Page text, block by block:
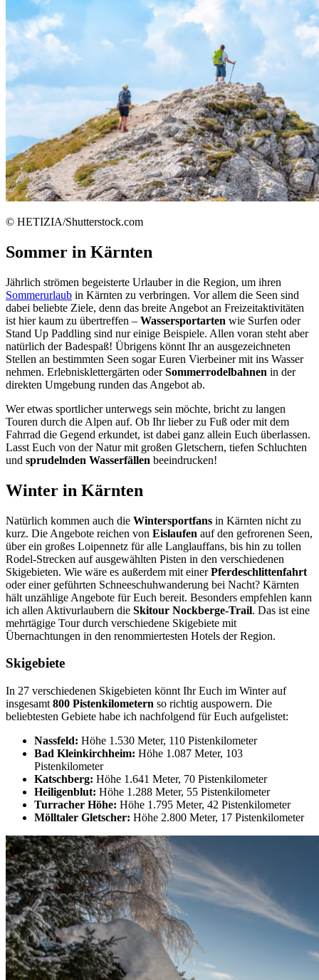
© HETIZIA/Shutterstock.com
Sommer in Kärnten
Jährlich strömen begeisterte Urlauber in die Region, um ihren
Sommerurlaub in Kärnten zu verbringen. Vor allem die Seen sind
dabei beliebte Ziele, denn das breite Angebot an Freizeitaktivitäten
ist hier kaum zu übertreffen – Wassersportarten wie Surfen oder
Stand Up Paddling sind nur einige Beispiele. Allen voran steht aber
natürlich der Badespaß! Übrigens könnt Ihr an ausgezeichneten
Stellen an bestimmten Seen sogar Euren Vierbeiner mit ins Wasser
nehmen. Erlebnisklettergärten oderSommerrodelbahnen in der
direkten Umgebung runden das Angebot ab.
Wer etwas sportlicher unterwegs sein möchte, bricht zu langen
Touren durch die Alpen auf. Ob Ihr lieber zu Fuß oder mit dem
Fahrrad die Gegend erkundet, ist dabei ganz allein Euch überlassen.
Lasst Euch von der Natur mit großen Gletschern, tiefen Schluchten
und sprudelnden Wasserfällen beeindrucken!
Winter in Kärnten
Natürlich kommen auch die Wintersportfans in Kärnten nicht zu
kurz. Die Angebote reichen von Eislaufen auf den gefrorenen Seen,
über ein großes Loipennetz für alle Langlauffans, bis hin zu tollen
Rodel-Strecken auf ausgewählten Pisten in den verschiedenen
Skigebieten. Wie wäre es außerdem mit einerPferdeschlittenfahrt
oder einer geführten Schneeschuhwanderung bei Nacht? Kärnten
hält unzählige Angebote für Euch bereit. Besonders empfehlen kann
ich allen Aktivurlaubern die Skitour Nockberge-Trail. Das ist eine
mehrtägige Tour durch verschiedene Skigebiete mit
Übernachtungen in den renommiertesten Hotels der Region.
Skigebiete
In 27 verschiedenen Skigebieten könnt Ihr Euch im Winter auf
insgesamt 800 Pistenkilometern so richtig auspowern. Die
beliebtesten Gebiete habe ich nachfolgend für Euch aufgelistet:
Nassfeld: Höhe 1.530 Meter, 110 Pistenkilometer
Bad Kleinkirchheim: Höhe 1.087 Meter, 103
Pistenkilometer
Katschberg: Höhe 1.641 Meter, 70 Pistenkilometer
Heiligenblut: Höhe 1.288 Meter, 55 Pistenkilometer
Turracher Höhe: Höhe 1.795 Meter, 42 Pistenkilometer
Mölltaler Gletscher: Höhe 2.800 Meter, 17 Pistenkilometer